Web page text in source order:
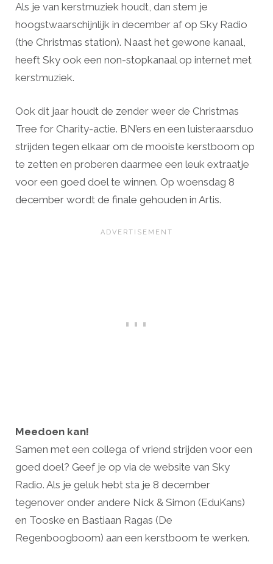
Als je van kerstmuziek houdt, dan stem je
hoogstwaarschijnlijk in december af op Sky Radio
(the Christmas station). Naast het gewone kanaal,
heeft Sky ook een non-stopkanaal op internet met
kerstmuziek.
Ook dit jaar houdt de zender weer de Christmas
Tree for Charity-actie. BN’ers en een luisteraarsduo
strijden tegen elkaar om de mooiste kerstboom op
te zetten en proberen daarmee een leuk extraatje
voor een goed doel te winnen. Op woensdag 8
december wordt de finale gehouden in Artis.
Meedoen kan!
Samen met een collega of vriend strijden voor een
goed doel? Geef je op via de website van Sky
Radio. Als je geluk hebt sta je 8 december
tegenover onder andere Nick & Simon (EduKans)
en Tooske en Bastiaan Ragas (De
Regenboogboom) aan een kerstboom te werken.